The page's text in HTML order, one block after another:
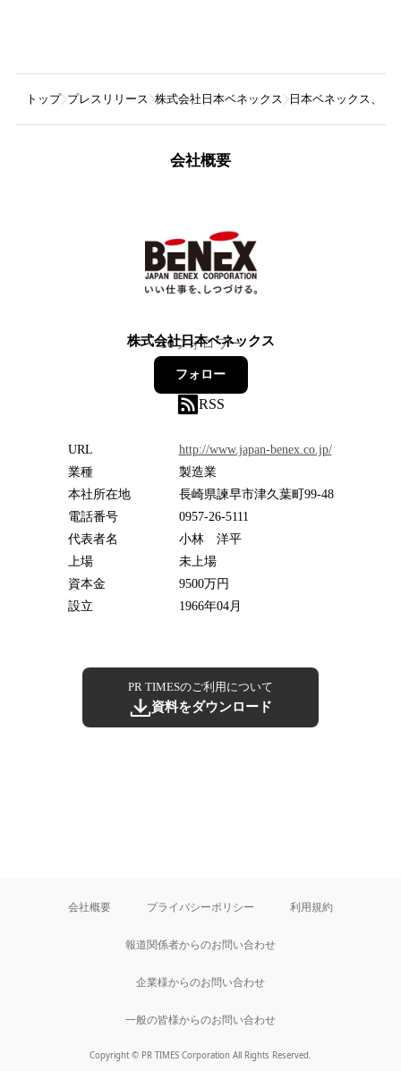
トップ プレスリリース 株式会社日本ベネックス 日本ベネックス、長
会社概要
株式会社日本ベネックス
10フォロワー
フォロー
RSS
URL
http://www.japan-benex.co.jp/
業種
製造業
本社所在地
長崎県諫早市津久葉町99-48
電話番号
0957-26-5111
代表者名
小林 洋平
上場
未上場
資本金
9500万円
設立
1966年04月
PR TIMESのご利用について
資料をダウンロード
会社概要 プライバシーポリシー 利用規約
報道関係者からのお問い合わせ
企業様からのお問い合わせ
一般の皆様からのお問い合わせ
Copyright © PR TIMES Corporation All Rights Reserved.